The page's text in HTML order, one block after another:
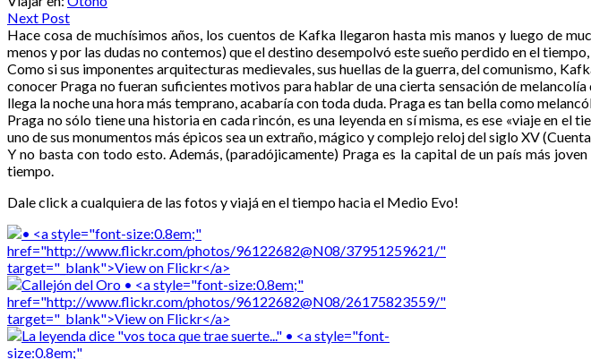
Next Post
Hace cosa de muchísimos años, los cuentos de Kafka llegaron hasta mis manos y luego de
menos y por las dudas no contemos) que el destino desempolvó este sueño perdido en el
Como si sus imponentes arquitecturas medievales, sus huellas de la guerra, del comunismo,
conocer Praga no fueran suficientes motivos para hablar de una cierta sensación de
llega la noche una hora más temprano, acabaría con toda duda. Praga es tan bella como
Praga no sólo tiene una historia en cada rincón, es una leyenda en sí misma, es ese «viaje en
uno de sus monumentos más épicos sea un extraño, mágico y complejo reloj del siglo XV
Y no basta con todo esto. Además, (paradójicamente) Praga es la capital de un país más
tiempo.
Dale click a cualquiera de las fotos y viajá en el tiempo hacia el Medio Evo!